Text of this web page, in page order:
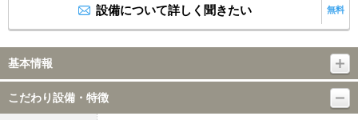
設備について詳しく聞きたい 無料
基本情報
こだわり設備・特徴